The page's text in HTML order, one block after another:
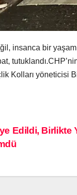
insanca bir
Kolları yöneticisi
Edildi, Birlikte